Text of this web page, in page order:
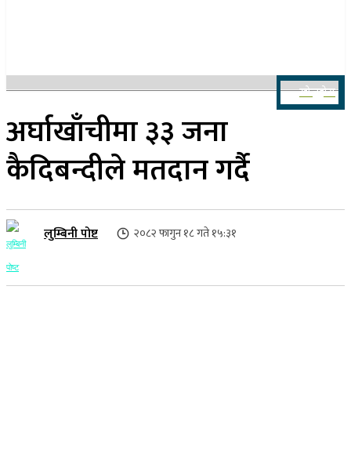
खोज्नुहोस
अर्घाखाँचीमा ३३ जना
कैदिबन्दीले मतदान गर्दै
लुम्बिनी पोष्ट २०८२ फागुन १८ गते १५:३१